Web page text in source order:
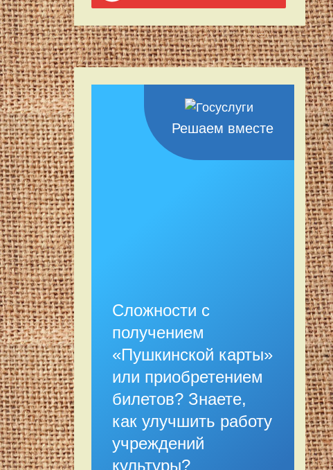
Решаем вместе
Сложности с
получением
«Пушкинской карты»
или приобретением
билетов? Знаете,
как улучшить работу
учреждений
культуры?